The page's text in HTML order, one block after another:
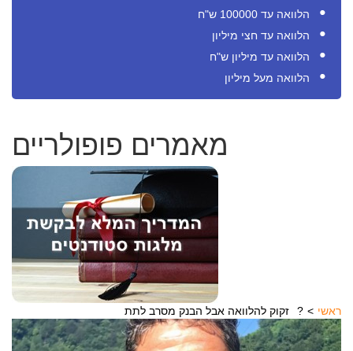
הלוואה עד 100000 ש"ח
הלוואה עד חצי מיליון
הלוואה עד מיליון ש"ח
הלוואה מעל מיליון
מאמרים פופולריים
ראשי זקוק להלוואה אבל הבנק מסרב לתת?